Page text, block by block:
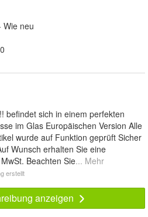
Wie neu
befindet sich in einem perfekten
im Glas Europäischen Version Alle
wurde auf Funktion geprüft Sicher
Wunsch erhalten Sie eine
Beachten Sie... Mehr
erstellt
anzeigen